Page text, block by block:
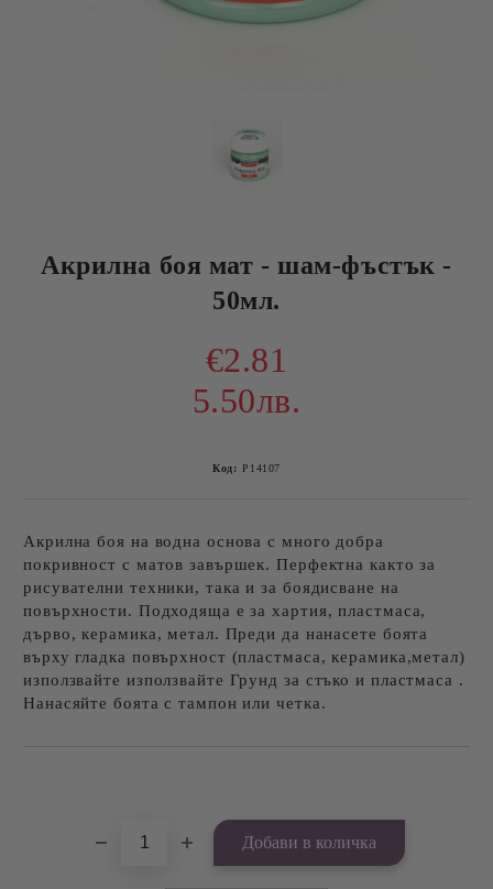
Акрилна боя мат - шам-фъстък -
50мл.
€2.81
5.50лв.
Код: P14107
Акрилна боя на водна основа с много добра
покривност с матов завършек. Перфектна както за
рисувателни техники, така и за боядисване на
повърхности. Подходяща е за хартия, пластмаса,
дърво, керамика, метал. Преди да нанасете боята
върху гладка повърхност (пластмаса, керамика,метал)
използвайте използвайте Грунд за стъко и пластмаса .
Нанасяйте боята с тампон или четка.